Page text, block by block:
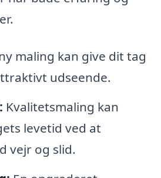
maling kan give dit tag
udseende.
Kvalitetsmaling kan
levetid ved at
vejr og slid.